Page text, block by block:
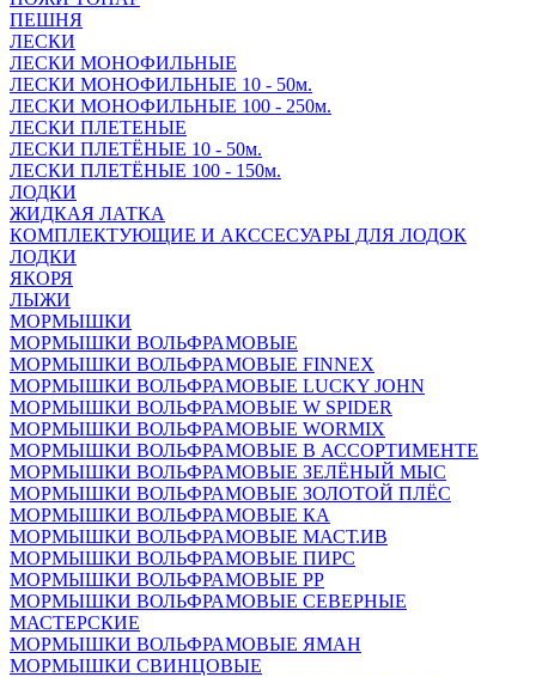
ПЕШНЯ
ЛЕСКИ
ЛЕСКИ МОНОФИЛЬНЫЕ
ЛЕСКИ МОНОФИЛЬНЫЕ 10 - 50м.
ЛЕСКИ МОНОФИЛЬНЫЕ 100 - 250м.
ЛЕСКИ ПЛЕТЕНЫЕ
ЛЕСКИ ПЛЕТЁНЫЕ 10 - 50м.
ЛЕСКИ ПЛЕТЁНЫЕ 100 - 150м.
ЛОДКИ
ЖИДКАЯ ЛАТКА
КОМПЛЕКТУЮЩИЕ И АКССЕСУАРЫ ДЛЯ ЛОДОК
ЛОДКИ
ЯКОРЯ
ЛЫЖИ
МОРМЫШКИ
МОРМЫШКИ ВОЛЬФРАМОВЫЕ
МОРМЫШКИ ВОЛЬФРАМОВЫЕ FINNEX
МОРМЫШКИ ВОЛЬФРАМОВЫЕ LUCKY JOHN
МОРМЫШКИ ВОЛЬФРАМОВЫЕ W SPIDER
МОРМЫШКИ ВОЛЬФРАМОВЫЕ WORMIX
МОРМЫШКИ ВОЛЬФРАМОВЫЕ В АССОРТИМЕНТЕ
МОРМЫШКИ ВОЛЬФРАМОВЫЕ ЗЕЛЁНЫЙ МЫС
МОРМЫШКИ ВОЛЬФРАМОВЫЕ ЗОЛОТОЙ ПЛЁС
МОРМЫШКИ ВОЛЬФРАМОВЫЕ КА
МОРМЫШКИ ВОЛЬФРАМОВЫЕ МАСТ.ИВ
МОРМЫШКИ ВОЛЬФРАМОВЫЕ ПИРС
МОРМЫШКИ ВОЛЬФРАМОВЫЕ РР
МОРМЫШКИ ВОЛЬФРАМОВЫЕ СЕВЕРНЫЕ
МАСТЕРСКИЕ
МОРМЫШКИ ВОЛЬФРАМОВЫЕ ЯМАН
МОРМЫШКИ СВИНЦОВЫЕ